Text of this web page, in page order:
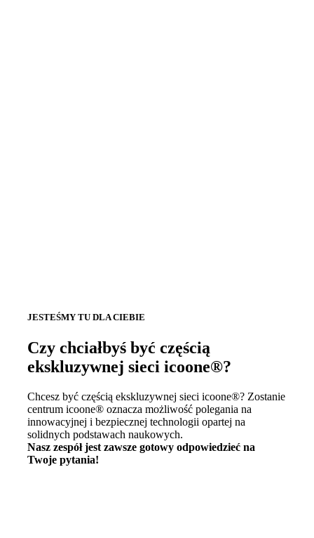
JESTEŚMY TU DLA CIEBIE
Czy chciałbyś być częścią
ekskluzywnej sieci icoone®?
Chcesz być częścią ekskluzywnej sieci icoone®? Zostanie
centrum icoone® oznacza możliwość polegania na
innowacyjnej i bezpiecznej technologii opartej na
solidnych podstawach naukowych.
Nasz zespół jest zawsze gotowy odpowiedzieć na
Twoje pytania!